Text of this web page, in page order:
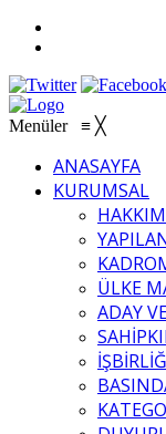
Menüler ≡ ╳
ANASAYFA
KURUMSAL
ÜLKE
ADAY